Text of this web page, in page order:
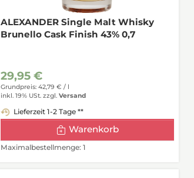
ALEXANDER Single Malt Whisky
Brunello Cask Finish 43% 0,7
29,95 €
Grundpreis: 42,79 € /
inkl. 19% USt. zzgl.Versand
Lieferzeit 1-2 Tage **
Warenkorb
Maximalbestellmenge: 1